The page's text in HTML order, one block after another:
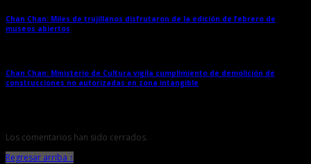
Chan Chan: Miles de trujillanos disfrutaron de la edición de febrero de
museos abiertos
Chan Chan: Ministerio de Cultura vigila cumplimiento de demolición de
construcciones no autorizadas en zona intangible
Los comentarios han sido cerrados.
Regresar arriba ↑